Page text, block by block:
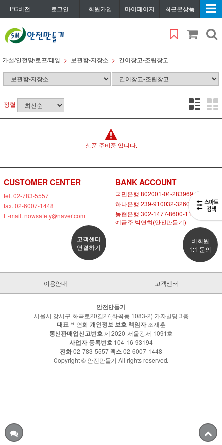
PC버전 로그인 회원가입 마이페이지 최근본상품
가설/안전망/로프/테잎 보관함-저장소 간이창고-조립창고
정렬
상품 준비중 입니다.
CUSTOMER CENTER
tel. 02-783-5557
fax. 02-6007-1448
E-mail. nowsafety@naver.com
고객센터
연결하기
BANK ACCOUNT
국민은행 802001-04-283969
하나은행 239-910032-32604
농협은행 302-1477-8600-11
예금주 박연화(안전만들기)
비회원
1:1 문의
이용안내 고객센터
안전만들기
서울시 강서구 화곡로20길27(화곡동 1083-2) 가자빌딩 3층
대표 박연화개인정보 보호 책임자조재훈
통신판매업신고번호제 2020-서울강서-1091호
사업자 등록번호 104-16-93194
전화02-783-5557팩스02-6007-1448
Copyright © 안전만들기 All rights reserved.